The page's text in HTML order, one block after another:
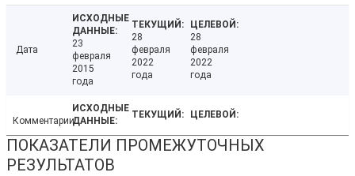
Дата
23
февраля
2015
года
28
февраля
2022
года
28
февраля
2022
года
Комментарии
ПОКАЗАТЕЛИ ПРОМЕЖУТОЧНЫХ
РЕЗУЛЬТАТОВ